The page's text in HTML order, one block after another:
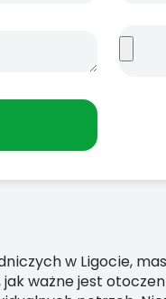
w Ligocie,
ważne jest